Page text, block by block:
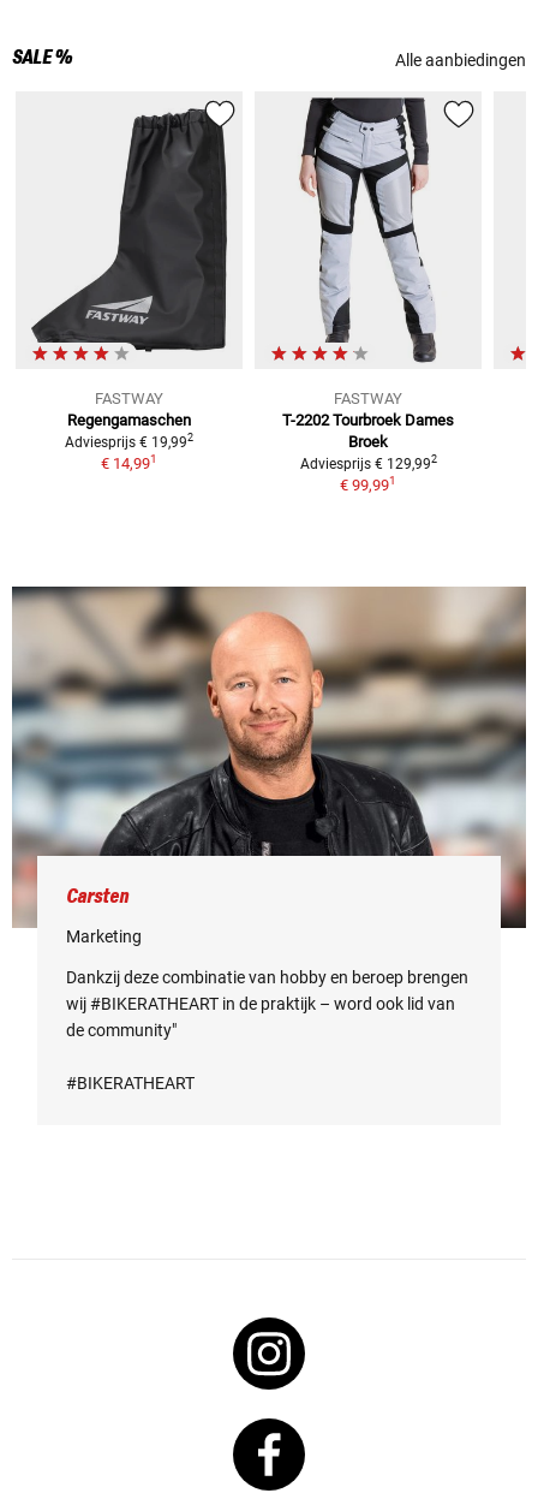
SALE % Alle aanbiedingen
FASTWAY
Regengamaschen
Adviesprijs € 19,992
€ 14,991
FASTWAY
T-2202 Tourbroek Dames
Broek
Adviesprijs € 129,992
€ 99,991
Carsten
Marketing
Dankzij deze combinatie van hobby en beroep brengen
wij #BIKERATHEART in de praktijk – word ook lid van
de community"
#BIKERATHEART